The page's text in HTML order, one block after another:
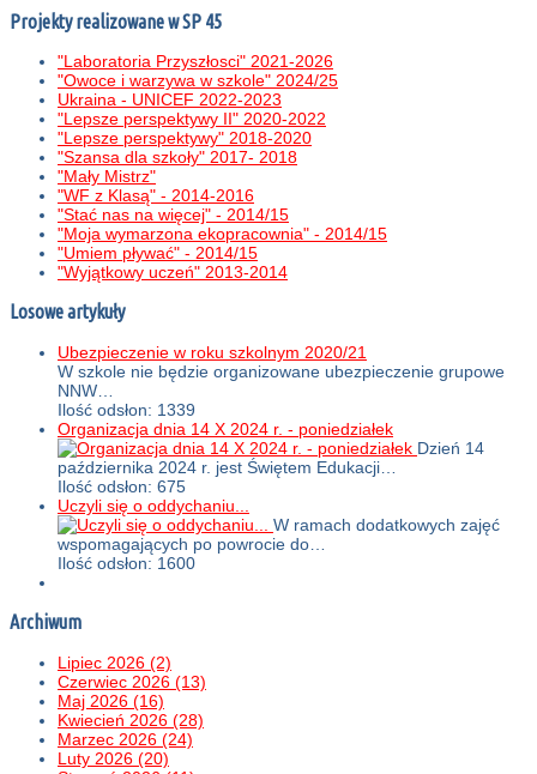
Projekty realizowane w SP 45
"Laboratoria Przyszłosci" 2021-2026
"Owoce i warzywa w szkole" 2024/25
Ukraina - UNICEF 2022-2023
"Lepsze perspektywy II" 2020-2022
"Lepsze perspektywy" 2018-2020
"Szansa dla szkoły" 2017- 2018
"Mały Mistrz"
"WF z Klasą" - 2014-2016
"Stać nas na więcej" - 2014/15
"Moja wymarzona ekopracownia" - 2014/15
"Umiem pływać" - 2014/15
"Wyjątkowy uczeń" 2013-2014
Losowe artykuły
Ubezpieczenie w roku szkolnym 2020/21
W szkole nie będzie organizowane ubezpieczenie grupowe
NNW…
Ilość odsłon: 1339
Organizacja dnia 14 X 2024 r. - poniedziałek
Dzień 14
października 2024 r. jest Świętem Edukacji…
Ilość odsłon: 675
Uczyli się o oddychaniu...
W ramach dodatkowych zajęć
wspomagających po powrocie do…
Ilość odsłon: 1600
Archiwum
Lipiec 2026 (2)
Czerwiec 2026 (13)
Maj 2026 (16)
Kwiecień 2026 (28)
Marzec 2026 (24)
Luty 2026 (20)